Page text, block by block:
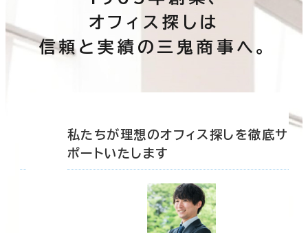
オフィス探しは
信頼と実績の三鬼商事へ。
私たちが理想のオフィス探しを徹底サ
ポートいたします